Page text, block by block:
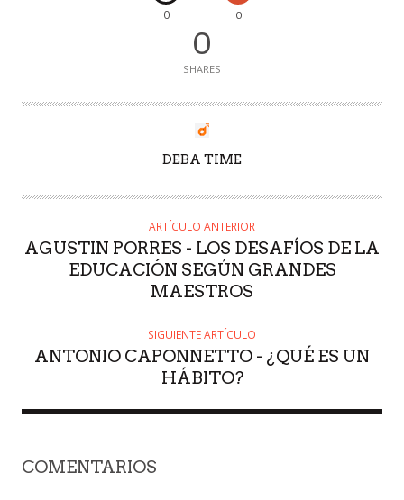
0 0
0
SHARES
DEBA TIME
ARTÍCULO ANTERIOR
AGUSTIN PORRES - LOS DESAFÍOS DE LA
EDUCACIÓN SEGÚN GRANDES
MAESTROS
SIGUIENTE ARTÍCULO
ANTONIO CAPONNETTO - ¿QUÉ ES UN
HÁBITO?
COMENTARIOS